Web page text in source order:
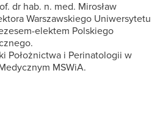
dr hab. n. med. Mirosław
Warszawskiego Uniwersytetu
elektem Polskiego
Położnictwa i Perinatologii w
MSWiA.